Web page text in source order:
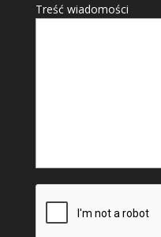
Treść wiadomości